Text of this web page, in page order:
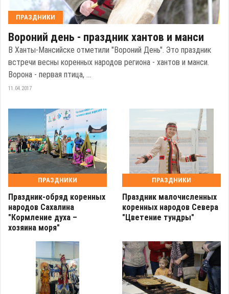
ПРАЗДНИКИ
Вороний день - праздник хантов и манси
В Ханты-Мансийске отметили "Вороний День". Это праздник
встречи весны коренных народов региона - хантов и манси.
Ворона - первая птица, ...
11.04.2017
ПРАЗДНИКИ
Праздник-обряд коренных
народов Сахалина
"Кормление духа –
хозяина моря"
ПРАЗДНИКИ
Праздник малочисленных
коренных народов Севера
"Цветение тундры"